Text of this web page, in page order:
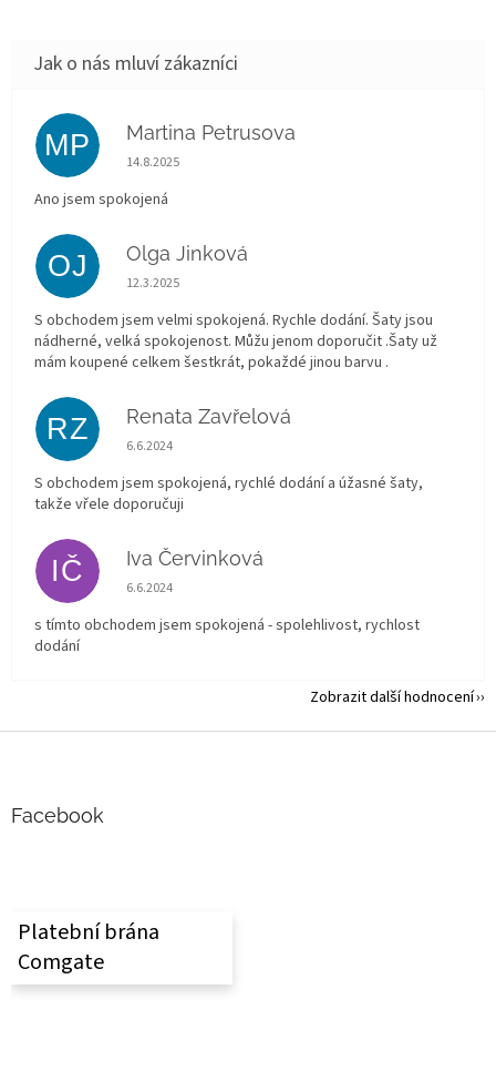
MP Martina Petrusova
Hodnocení obchodu je 5 z 5 hvězdiček.
14.8.2025
Ano jsem spokojená
OJ Olga Jinková
Hodnocení obchodu je 5 z 5 hvězdiček.
12.3.2025
S obchodem jsem velmi spokojená. Rychle dodání. Šaty jsou
nádherné, velká spokojenost. Můžu jenom doporučit .Šaty už
mám koupené celkem šestkrát, pokaždé jinou barvu .
RZ Renata Zavřelová
Hodnocení obchodu je 5 z 5 hvězdiček.
6.6.2024
S obchodem jsem spokojená, rychlé dodání a úžasné šaty,
takže vřele doporučuji
IČ Iva Červinková
Hodnocení obchodu je 5 z 5 hvězdiček.
6.6.2024
s tímto obchodem jsem spokojená - spolehlivost, rychlost
dodání
Zobrazit další hodnocení
Facebook
Platební brána
Comgate